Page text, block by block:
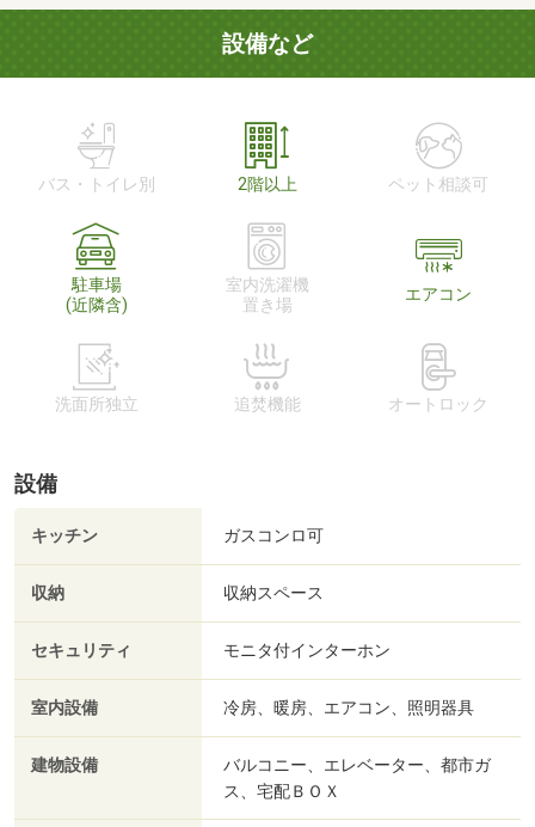
設備など
バス・トイレ別 2階以上 ペット相談可
駐車場
(近隣含)
室内洗濯機
置き場
エアコン
洗面所独立 追焚機能 オートロック
設備
キッチン ガスコンロ可
収納 収納スペース
セキュリティ モニタ付インターホン
室内設備 冷房、暖房、エアコン、照明器具
建物設備
バルコニー、エレベーター、都市ガ
ス、宅配ＢＯＸ